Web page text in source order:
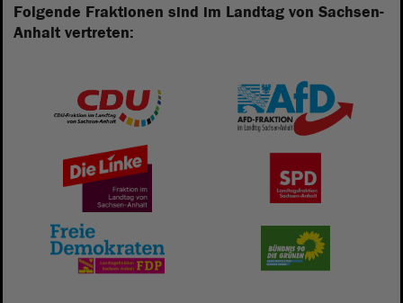
Folgende Fraktionen sind im Landtag von Sachsen-
Anhalt vertreten: